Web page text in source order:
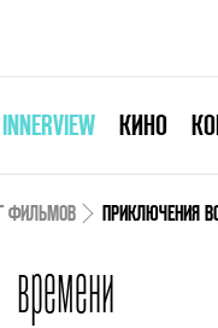
INNERVIEW КИНО
ФИЛЬМОВ ПРИКЛЮЧЕНИЯ